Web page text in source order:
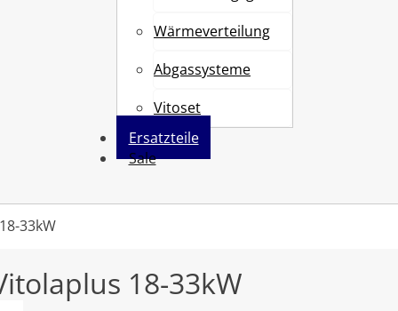
Wärmeverteilung
Abgassysteme
Vitoset
Ersatzteile
Sale
33kW
18-33kW